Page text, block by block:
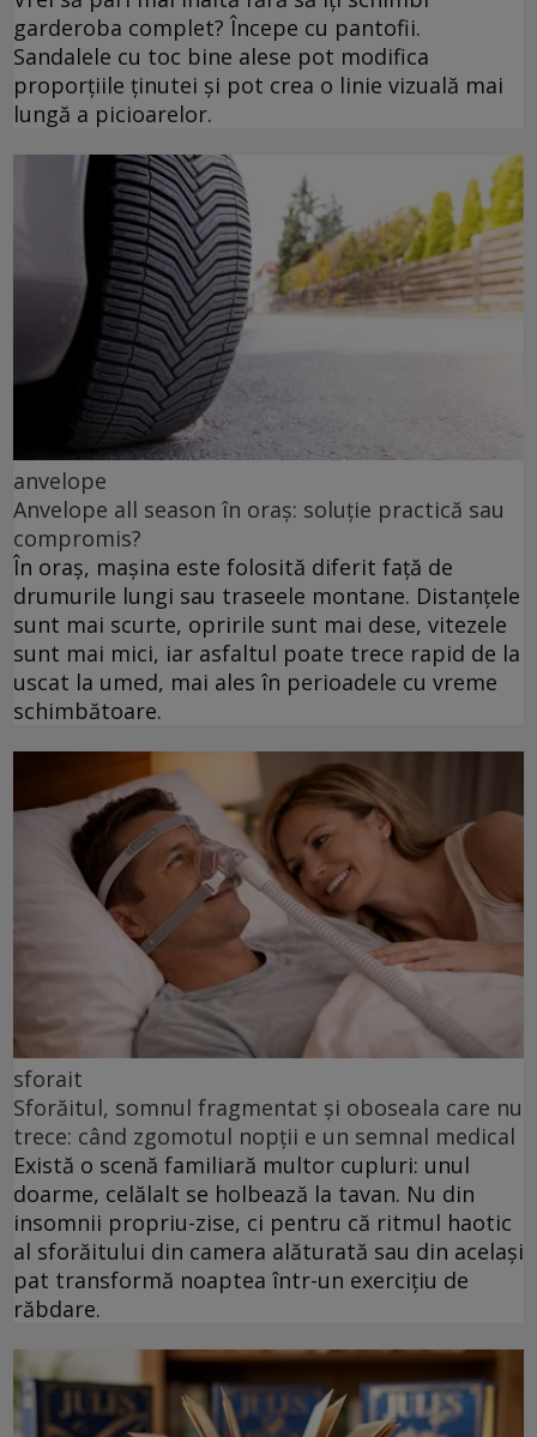
garderoba complet? Începe cu pantofii.
Sandalele cu toc bine alese pot modifica
proporțiile ținutei și pot crea o linie vizuală mai
lungă a picioarelor.
anvelope
Anvelope all season în oraș: soluție practică sau
compromis?
În oraș, mașina este folosită diferit față de
drumurile lungi sau traseele montane. Distanțele
sunt mai scurte, opririle sunt mai dese, vitezele
sunt mai mici, iar asfaltul poate trece rapid de la
uscat la umed, mai ales în perioadele cu vreme
schimbătoare.
sforait
Sforăitul, somnul fragmentat și oboseala care nu
trece: când zgomotul nopții e un semnal medical
Există o scenă familiară multor cupluri: unul
doarme, celălalt se holbează la tavan. Nu din
insomnii propriu-zise, ci pentru că ritmul haotic
al sforăitului din camera alăturată sau din același
pat transformă noaptea într-un exercițiu de
răbdare.